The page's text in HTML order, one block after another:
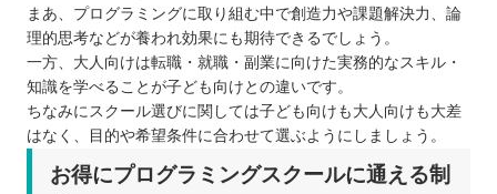
まあ、プログラミングに取り組む中で創造力や課題解決力、論
理的思考などが養われ効果にも期待できるでしょう。
一方、大人向けは転職・就職・副業に向けた実務的なスキル・
知識を学べることが子ども向けとの違いです。
ちなみにスクール選びに関しては子ども向けも大人向けも大差
はなく、目的や希望条件に合わせて選ぶようにしましょう。
お得にプログラミングスクールに通える制